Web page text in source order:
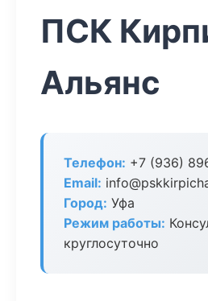
ПСК
Альянс
Телефон: +7 (936)
Email:
Город: Уфа
Режим работы:
круглосуточно